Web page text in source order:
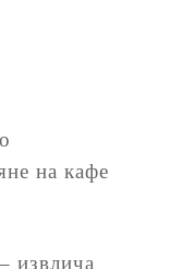
на кафе
извлича